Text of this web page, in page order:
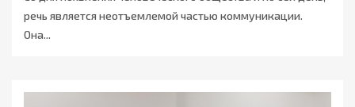
речь является неотъемлемой частью коммуникации.
Она...